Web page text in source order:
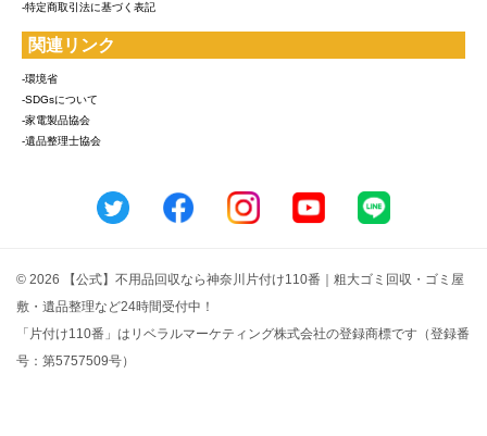
-特定商取引法に基づく表記
関連リンク
-環境省
-SDGsについて
-家電製品協会
-遺品整理士協会
© 2026 【公式】不用品回収なら神奈川片付け110番｜粗大ゴミ回収・ゴミ屋
敷・遺品整理など24時間受付中！
「片付け110番」はリベラルマーケティング株式会社の登録商標です（登録番
号：第5757509号）